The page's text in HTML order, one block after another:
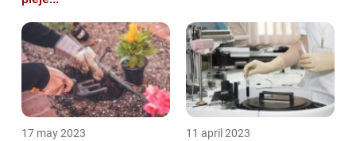
17 may 2023 11 april 2023